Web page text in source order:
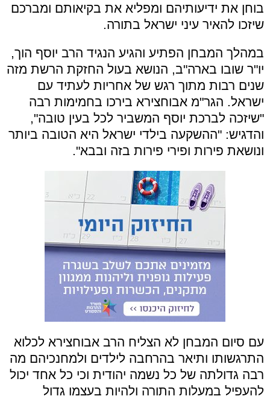
בוחן את ידיעותיהם ומפליא את בקיאותם ומברכם
שיזכו להאיר עיני ישראל בתורה.
במהלך המבחן הפתיע והגיע הנגיד הרב יוסף הוך,
יו"ר שובו בארה"ב, הנושא בעול החזקת הרשת מזה
שנים רבות מתוך רגש של אחריות לעתיד עם
ישראל. הגר"מ אבוחצירא בירכו בחמימות רבה
"שיזכה לברכת יוסף המשביר לכל בעין טובה",
והדגיש: "ההשקעה בילדי ישראל היא הטובה ביותר
ונושאת פירות ופירי פירות בזה ובבא".
עם סיום המבחן לא הצליח הרב אבוחצירא לכלוא
התרגשותו ותיאר בהרחבה לילדים ולמחנכיהם מה
רבה גדולתה של כל נשמה יהודית וכי כל אחד יכול
להעפיל במעלות התורה ולהיות בעצמו גדול